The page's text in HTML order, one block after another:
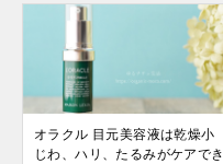
オラクル 目元美容液は乾燥小
じわ、ハリ、たるみがケアでき